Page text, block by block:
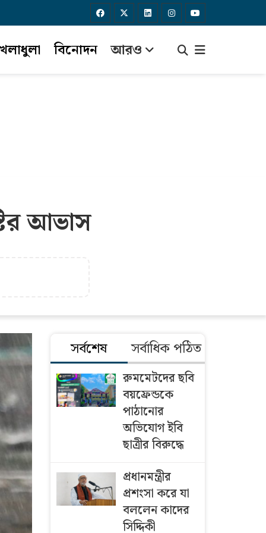
বিনোদন আরও
আভাস
সর্বশেষ সর্বাধিক পঠিত
রুমমেটদের ছবি
বয়ফ্রেন্ডকে
পাঠানোর
অভিযোগ ইবি
ছাত্রীর বিরুদ্ধে
প্রধানমন্ত্রীর
প্রশংসা করে যা
বললেন কাদের
সিদ্দিকী